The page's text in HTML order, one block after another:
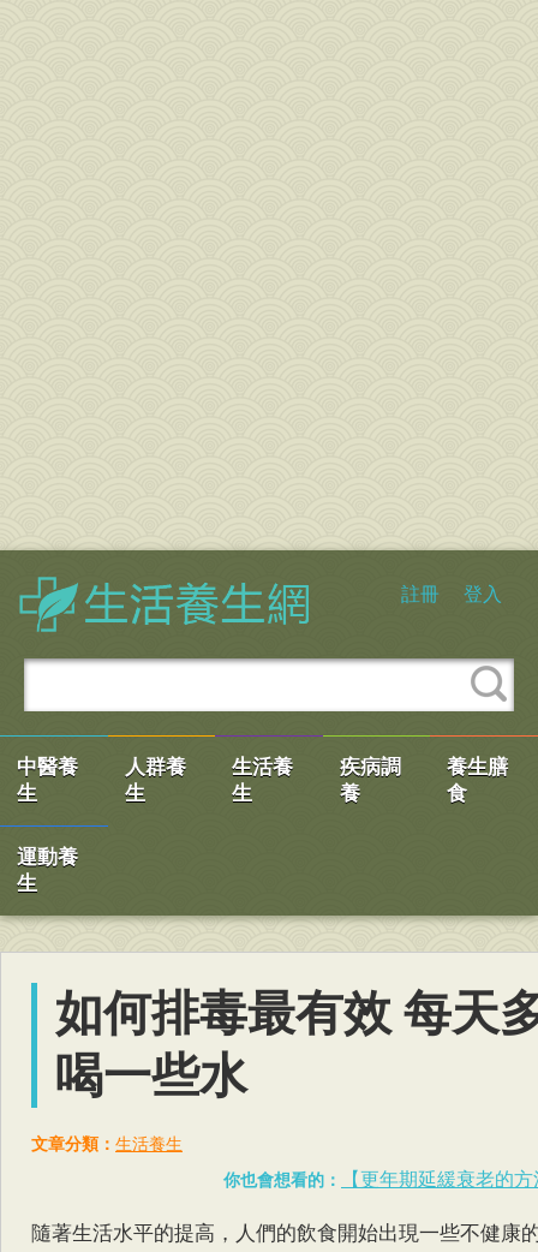
註冊 登入
中醫養
生
人群養
生
生活養
生
疾病調
養
養生膳
食
運動養
生
如何排毒最有效 每天
喝一些水
文章分類： 生活養生
你也會想看的：
【更年期延緩衰老的
隨著生活水平的提高，人們的飲食開始出現一些不健康